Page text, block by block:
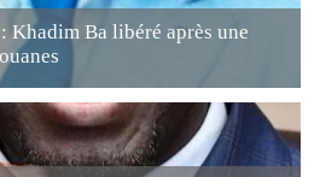
Khadim Ba libéré après une